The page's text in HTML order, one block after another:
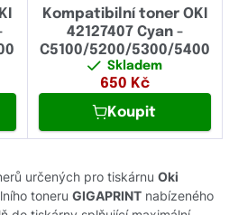
Kompatibilní toner OKI
42127407 Cyan -
C5100/5200/5300/5400
Skladem
650 Kč
Koupit
určených pro tiskárnu Oki
toneru GIGAPRINT nabízeného